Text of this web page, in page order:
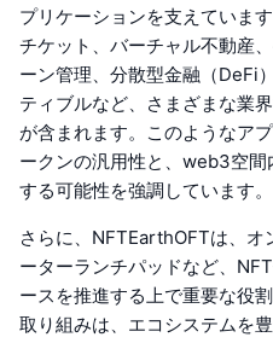
プリケーションを支えていま
チケット、バーチャル不動産
ーン管理、分散型金融（DeFi
ティブルなど、さまざまな業
が含まれます。このようなア
ークンの汎用性と、web3空
する可能性を強調しています。
さらに、NFTEarthOFTは、
ーターランチパッドなど、
ースを推進する上で重要な役
取り組みは、エコシステムを